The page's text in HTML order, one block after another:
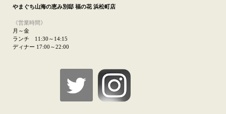
やまぐち山海の恵み別邸 福の花 浜松町店
《営業時間》
月～金
ランチ 11:30～14:15
ディナー 17:00～22:00